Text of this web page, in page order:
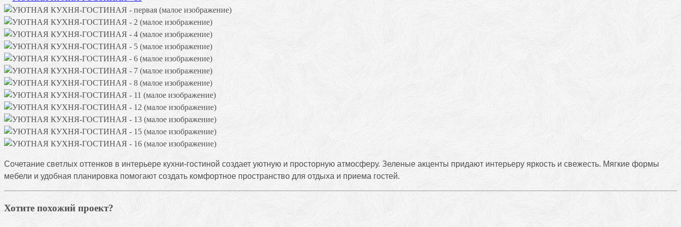
Сочетание светлых оттенков в интерьере кухни-гостиной создает уютную и просторную атмосферу. Зеленые акценты придают интерьеру яркость и свежесть. Мягкие формы
мебели и удобная планировка помогают создать комфортное пространство для отдыха и приема гостей.
Хотите похожий проект?